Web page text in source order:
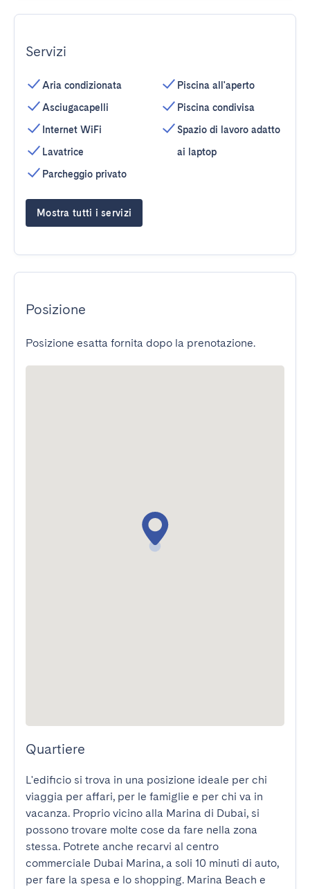
Servizi
Aria condizionata
Asciugacapelli
Internet WiFi
Lavatrice
Parcheggio privato
Piscina all'aperto
Piscina condivisa
Spazio di lavoro adatto
ai laptop
Mostra tutti i servizi
Posizione
Posizione esatta fornita dopo la prenotazione.
Quartiere
L'edificio si trova in una posizione ideale per chi
viaggia per affari, per le famiglie e per chi va in
vacanza. Proprio vicino alla Marina di Dubai, si
possono trovare molte cose da fare nella zona
stessa. Potrete anche recarvi al centro
commerciale Dubai Marina, a soli 10 minuti di auto,
per fare la spesa e lo shopping. Marina Beach e